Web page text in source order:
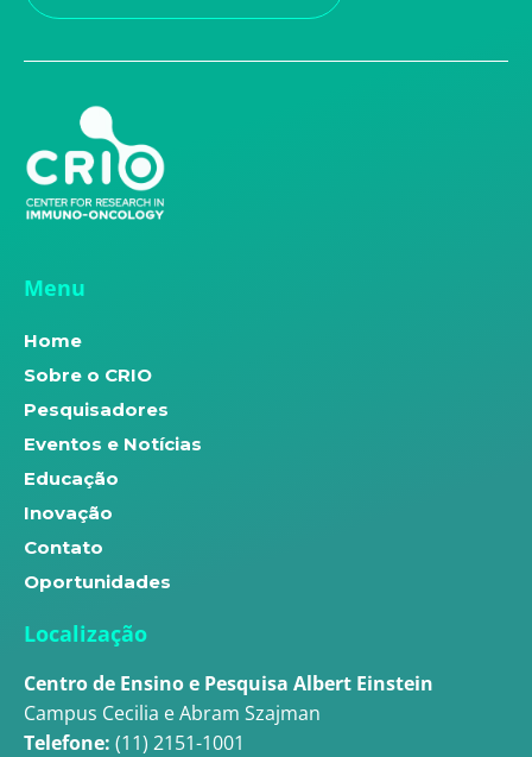
Menu
Home
Sobre o CRIO
Pesquisadores
Eventos e Notícias
Educação
Inovação
Contato
Oportunidades
Localização
Centro de Ensino e Pesquisa Albert Einstein
Campus Cecilia e Abram Szajman
Telefone: (11) 2151-1001